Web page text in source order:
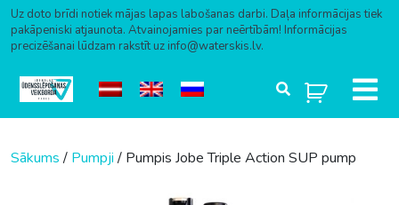
Uz doto brīdi notiek mājas lapas labošanas darbi. Daļa informācijas tiek
pakāpeniski atjaunota. Atvainojamies par neērtībām! Informācijas
precizēšanai lūdzam rakstīt uz info@waterskis.lv.
Sākums/ Pumpji/ Pumpis Jobe Triple Action SUP pump